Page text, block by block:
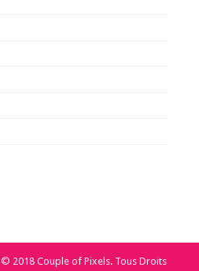
© 2018 Couple of Pixels. Tous Droits